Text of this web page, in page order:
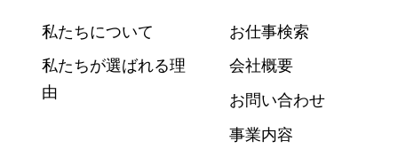
私たちについて
私たちが選ばれる理
由
お仕事検索
会社概要
お問い合わせ
事業内容